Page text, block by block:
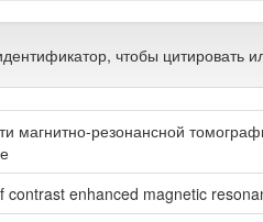
чтобы цитировать
магнитно-резонансной
contrast enhanced magnetic